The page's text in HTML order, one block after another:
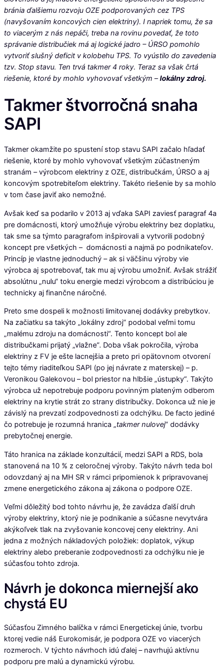
bránia ďalšiemu rozvoju OZE podporovaných cez TPS
(navyšovaním koncových cien elektriny). I napriek tomu, že sa
to viacerým z nás nepáči, treba na rovinu povedať, že toto
správanie distribučiek má aj logické jadro – ÚRSO pomohlo
vytvoriť slušný deficit v kolobehu TPS. To vyústilo do zavedenia
tzv. Stop stavu. Ten trvá takmer 4 roky. Teraz sa však črtá
riešenie, ktoré by mohlo vyhovovať všetkým –lokálny zdroj.
Takmer štvorročná snaha
SAPI
Takmer okamžite po spustení stop stavu SAPI začalo hľadať
riešenie, ktoré by mohlo vyhovovať všetkým zúčastneným
stranám – výrobcom elektriny z OZE, distribučkám, ÚRSO a aj
koncovým spotrebiteľom elektriny. Takéto riešenie by sa mohlo
v tom čase javiť ako nemožné.
Avšak keď sa podarilo v 2013 aj vďaka SAPI zaviesť paragraf 4a
pre domácnosti, ktorý umožňuje výrobu elektriny bez doplatku,
tak sme sa týmto paragrafom inšpirovali a vytvorili podobný
koncept pre všetkých – domácnosti a najmä po podnikateľov.
Princíp je vlastne jednoduchý – ak si väčšinu výroby vie
výrobca aj spotrebovať, tak mu aj výrobu umožniť. Avšak strážiť
absolútnu „nulu“ toku energie medzi výrobcom a distribúciou je
technicky aj finančne náročné.
Preto sme dospeli k možnosti limitovanej dodávky prebytkov.
Na začiatku sa takýto „lokálny zdroj“ podobal veľmi tomu
„malému zdroju na domácnosti“. Tento koncept bol ale
distribučkami prijatý „vlažne“. Doba však pokročila, výroba
elektriny z FV je ešte lacnejšia a preto pri opätovnom otvorení
tejto témy riaditeľkou SAPI (po jej návrate z materskej) – p.
Veronikou Galekovou – bol priestor na hlbšie „ústupky“. Takýto
výrobca už nepotrebuje podporu povinným plateným odberom
elektriny na krytie strát zo strany distribučky. Dokonca už nie je
závislý na prevzatí zodpovednosti za odchýlku. De facto jediné
čo potrebuje je rozumná hranica „takmer nulovej“ dodávky
prebytočnej energie.
Táto hranica na základe konzultácií, medzi SAPI a RDS, bola
stanovená na 10 % z celoročnej výroby. Takýto návrh teda bol
odovzdaný aj na MH SR v rámci pripomienok k pripravovanej
zmene energetického zákona aj zákona o podpore OZE.
Veľmi dôležitý bod tohto návrhu je, že zavádza ďalší druh
výroby elektriny, ktorý nie je podnikanie a súčasne nevytvára
akýkoľvek tlak na zvyšovanie koncovej ceny elektriny. Ani
jedna z možných nákladových položiek: doplatok, výkup
elektriny alebo preberanie zodpovednosti za odchýlku nie je
súčasťou tohto zdroja.
Návrh je dokonca miernejší ako
chystá EU
Súčasťou Zimného balíčka v rámci Energetickej únie, tvorbu
ktorej vedie náš Eurokomisár, je podpora OZE vo viacerých
rozmeroch. V týchto návrhoch idú ďalej – navrhujú aktívnu
podporu pre malú a dynamickú výrobu.